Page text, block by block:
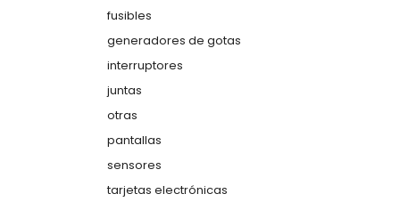
fusibles
generadores de gotas
interruptores
juntas
otras
pantallas
sensores
tarjetas electrónicas